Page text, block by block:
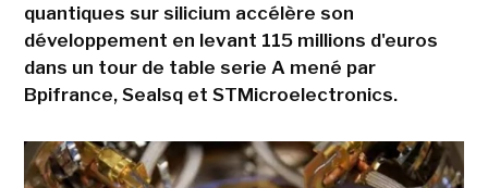
quantiques sur silicium accélère son
développement en levant 115 millions d'euros
dans un tour de table serie A mené par
Bpifrance, Sealsq et STMicroelectronics.